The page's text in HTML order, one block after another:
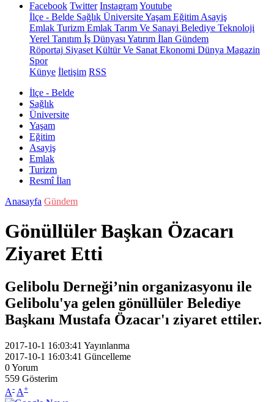
Facebook Twitter InstagramYoutube
İlçe - Belde Sağlık ÜniversiteYaşam Eğitim Asayiş
Emlak Turizm Emlak Tarım Ve Sanayi Belediye Teknoloji
Yerel Tanıtım İş Dünyası Yatırım İlan Gündem
Röportaj Siyaset Kültür Ve Sanat Ekonomi Dünya Magazin
Spor
Künye İletişim RSS
İlçe - Belde
Sağlık
Üniversite
Yaşam
Eğitim
Asayiş
Emlak
Turizm
Resmî İlan
Anasayfa Gündem
Gönüllüler Başkan Özacarı
Ziyaret Etti
Gelibolu Derneği’nin organizasyonu ile
Gelibolu'ya gelen gönüllüler Belediye
Başkanı Mustafa Özacar'ı ziyaret ettiler.
2017-10-1 16:03:41 Yayınlanma
2017-10-1 16:03:41 Güncelleme
0Yorum
559 Gösterim
A- A+